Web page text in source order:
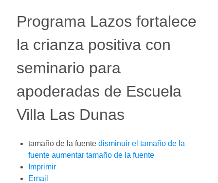
Programa Lazos fortalece
la crianza positiva con
seminario para
apoderadas de Escuela
Villa Las Dunas
tamaño de la fuente disminuir el tamaño de la
fuente aumentar tamaño de la fuente
Imprimir
Email